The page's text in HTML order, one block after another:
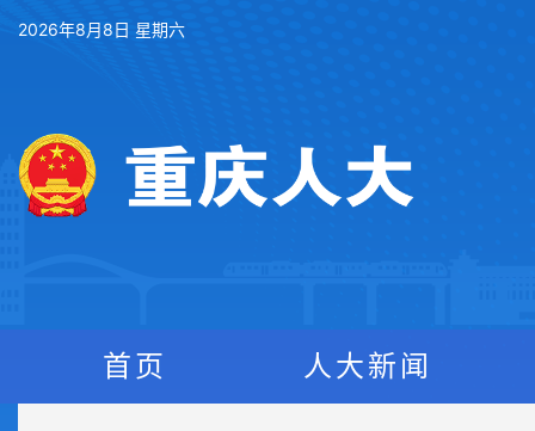
2026年8月8日 星期六
首页 人大新闻